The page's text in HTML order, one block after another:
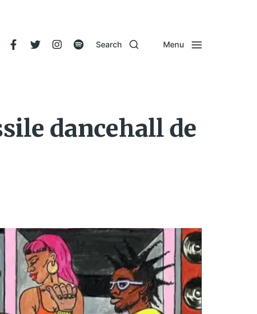
Search Menu
dancehall de